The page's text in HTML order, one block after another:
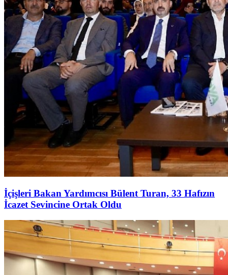
İçişleri Bakan Yardımcısı Bülent Turan, 33 Hafızın
İcazet Sevincine Ortak Oldu